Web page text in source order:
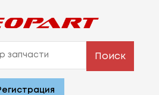
Поиск